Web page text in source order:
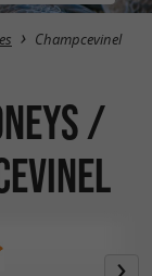
Champcevinel
/